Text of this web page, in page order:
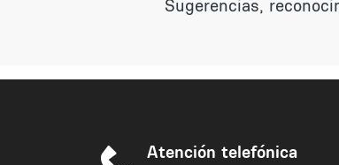
Sugerencias,
Atención telefónica